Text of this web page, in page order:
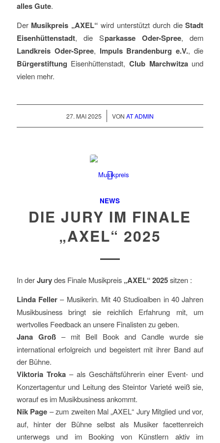
alles Gute.
Der Musikpreis „AXEL“ wird unterstützt durch dieStadt
Eisenhüttenstadt, die Sparkasse Oder-Spree, dem
Landkreis Oder-Spree, Impuls Brandenburg e.V., die
Bürgerstiftung Eisenhüttenstadt, Club Marchwitzaund
vielen mehr.
27. MAI 2025
/ VON AT ADMIN
NEWS
DIE JURY IM FINALE
„AXEL“ 2025
In derJurydes Finale Musikpreis „AXEL“ 2025sitzen :
Linda Feller– Musikerin. Mit 40 Studioalben in 40 Jahren
Musikbusiness bringt sie reichlich Erfahrung mit, um
wertvolles Feedback an unsere Finalisten zu geben.
Jana Groß– mit Bell Book and Candle wurde sie
international erfolgreich und begeistert mit ihrer Band auf
der Bühne.
Viktoria Troka– als Geschäftsführerin einer Event- und
Konzertagentur und Leitung des Steintor Varieté weiß sie,
worauf es im Musikbusiness ankommt.
Nik Page – zum zweiten Mal „AXEL“ Jury Mitglied und vor,
auf, hinter der Bühne selbst als Musiker facettenreich
unterwegs und im Booking von Künstlern aktiv im